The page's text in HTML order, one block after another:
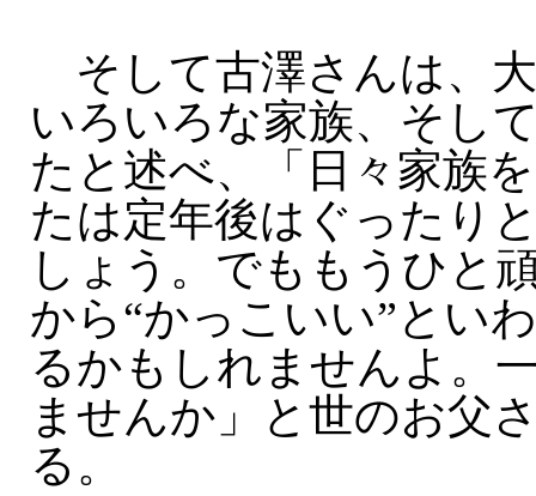
そして古澤さんは、
いろいろな家族、そし
たと述べ、「日々家族
たは定年後はぐったり
しょう。でももうひと
から“かっこいい”とい
るかもしれませんよ。
ませんか」と世のお父
る。